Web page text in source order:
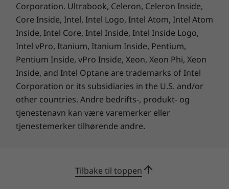
Kjøligere, roligere, smartere
Takket være den intelligente kjølemotoren vår
(ICE) 4.0 har ThinkCentre M90a Gen 3 alt-i-ett
med opptil 15 %, senk normal systemstøy med
tre desibel, eller gå for maksimal kjøling.
Tilbehør: RGB-kamera og mikrofon med dobbel
matrise
Tilbehør: 5 M RGB + IR hybridkamera og mikrofon med
dobbel matrise
Audio
Intel
Gaussian & Neural Accelerator (GNA) – for AI-
apper til tale og lyd, for eksempel nevral
støykansellering
Sertifiseringer
Corporation. Ultrabook, Celeron, Celeron Inside,
Core Inside, Intel, Intel Logo, Intel Atom, Intel Atom
Inside, Intel Core, Intel Inside, Intel Inside Logo,
Intel vPro, Itanium, Itanium Inside, Pentium,
Pentium Inside, vPro Inside, Xeon, Xeon Phi, Xeon
Inside, and Intel Optane are trademarks of Intel
Corporation or its subsidiaries in the U.S. and/or
other countries. Andre bedrifts-, produkt- og
tjenestenavn kan være varemerker eller
tjenestemerker tilhørende andre.
Tilbake til toppen